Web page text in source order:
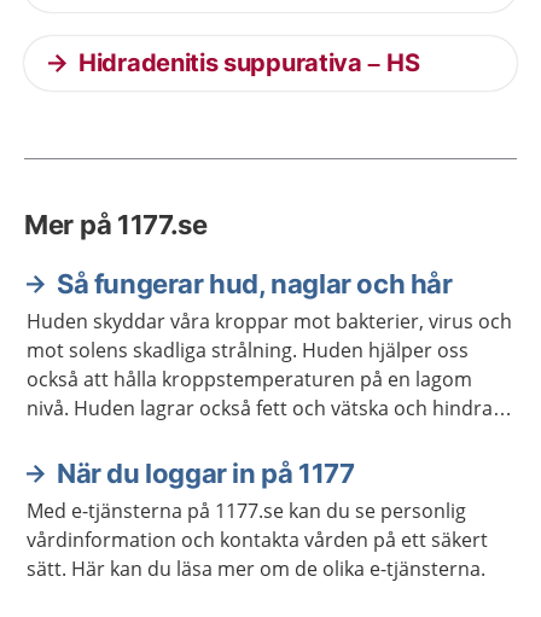
Hidradenitis suppurativa – HS
Mer på 1177.se
Så fungerar hud, naglar och hår
Huden skyddar våra kroppar mot bakterier, virus och
mot solens skadliga strålning. Huden hjälper oss
också att hålla kroppstemperaturen på en lagom
nivå. Huden lagrar också fett och vätska och hindrar
När du loggar in på 1177
Med e-tjänsterna på 1177.se kan du se personlig
vårdinformation och kontakta vården på ett säkert
sätt. Här kan du läsa mer om de olika e-tjänsterna.